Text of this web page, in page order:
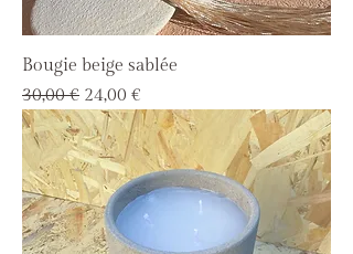
Bougie beige sablée
Prix original
30,00 € Prix promotionnel
24,00 €